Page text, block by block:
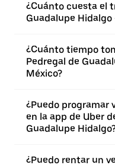
¿Cuánto cuesta el
Guadalupe
¿Cuánto tiempo
Pedregal de
México?
¿Puedo programar
en la app de Uber
Guadalupe
¿Puedo rentar un